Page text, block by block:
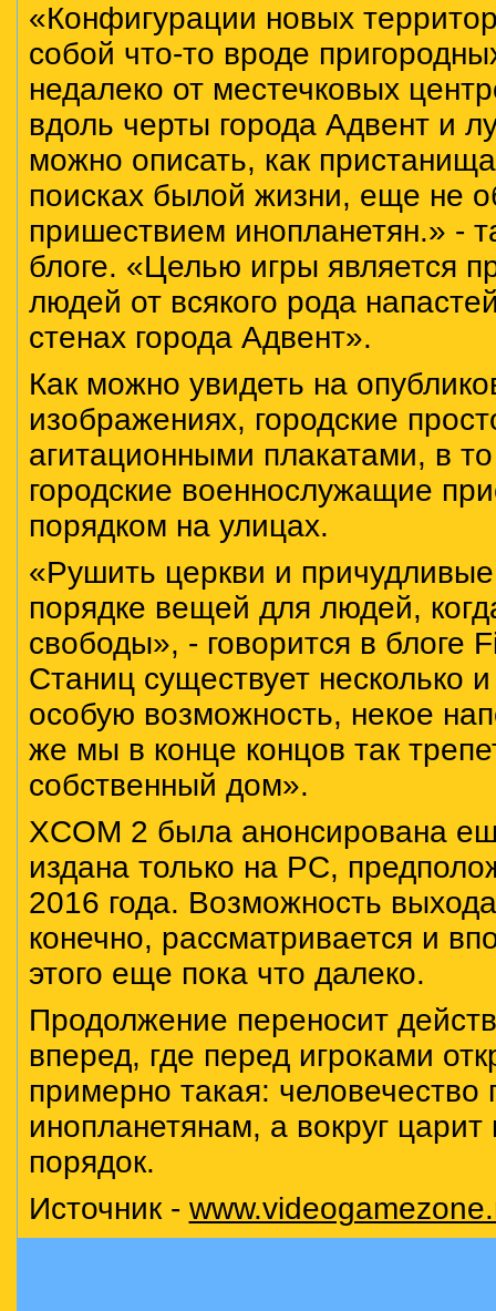
«Конфигурации новых
собой что-то вроде
недалеко от местечковых
вдоль черты города Адвент и
можно описать, как
поисках былой жизни, еще не
пришествием инопланетян.» -
блоге. «Целью игры является
людей от всякого рода
стенах города Адвент».
Как можно увидеть на
изображениях, городские
агитационными плакатами, в
городские военнослужащие
порядком на улицах.
«Рушить церкви и
порядке вещей для людей,
свободы», - говорится в блоге
Станиц существует несколько
особую возможность, некое
же мы в конце концов так
собственный дом».
XCOM 2 была анонсирована
издана только на PC,
2016 года. Возможность
конечно, рассматривается и
этого еще пока что далеко.
Продолжение переносит
вперед, где перед игроками
примерно такая: человечество
инопланетянам, a вокруг
порядок.
Источник -